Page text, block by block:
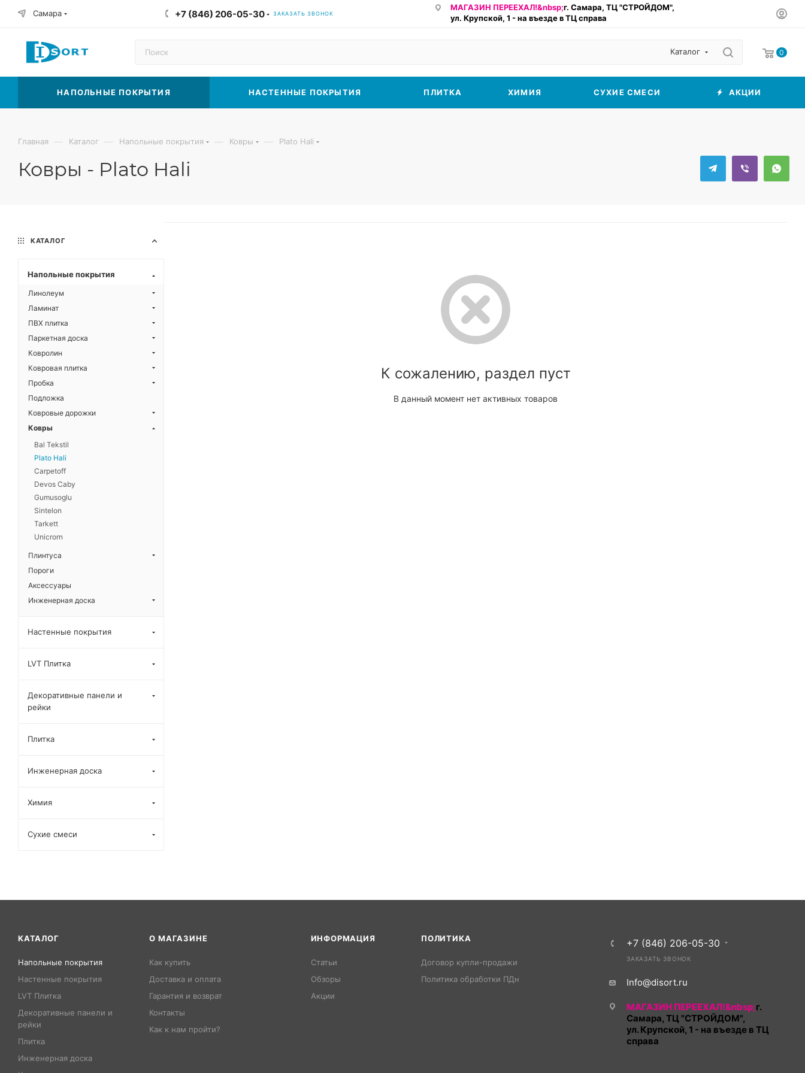
Самара +7 (846) 206-05-30 ЗАКАЗАТЬ ЗВОНОК
МАГАЗИН ПЕРЕЕХАЛ!&nbsp;г. Самара, ТЦ "СТРОЙДОМ",
ул. Крупской, 1 - на въезде в ТЦ справа
Каталог 0
НАПОЛЬНЫЕ ПОКРЫТИЯ НАСТЕННЫЕ ПОКРЫТИЯ ПЛИТКА ХИМИЯ СУХИЕ СМЕСИ АКЦИИ
Главная — Каталог — Напольные покрытия — Ковры — Plato Hali
Ковры - Plato Hali
К сожалению, раздел пуст
В данный момент нет активных товаров
КАТАЛОГ
Напольные покрытия
Линолеум
Ламинат
ПВХ плитка
Паркетная доска
Ковролин
Ковровая плитка
Пробка
Подложка
Ковровые дорожки
Ковры
Bal Tekstil
Plato Hali
Carpetoff
Devos Caby
Gumusoglu
Sintelon
Tarkett
Unicrorn
Плинтуса
Пороги
Аксессуары
Инженерная доска
Настенные покрытия
LVT Плитка
Декоративные панели и
рейки
Плитка
Инженерная доска
Химия
Сухие смеси
КАТАЛОГ
Напольные покрытия
Настенные покрытия
LVT Плитка
Декоративные панели и
рейки
Плитка
Инженерная доска
О МАГАЗИНЕ
Как купить
Доставка и оплата
Гарантия и возврат
Контакты
Как к нам пройти?
ИНФОРМАЦИЯ
Статьи
Обзоры
Акции
ПОЛИТИКА
Договор купли-продажи
Политика обработки ПДн
+7 (846) 206-05-30
ЗАКАЗАТЬ ЗВОНОК
Info@disort.ru
МАГАЗИН ПЕРЕЕХАЛ!&nbsp;г.
Самара, ТЦ "СТРОЙДОМ",
ул. Крупской, 1 - на въезде в ТЦ
справа